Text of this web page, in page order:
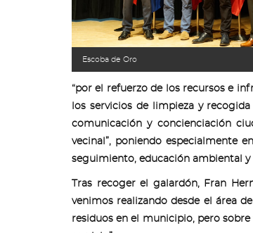
Escoba de Oro
“por el refuerzo de los recursos e
los servicios de limpieza y
comunicación y concienciación
vecinal”, poniendo especialmente
seguimiento, educación ambiental
Tras recoger el galardón, Fran
venimos realizando desde el área
residuos en el municipio, pero